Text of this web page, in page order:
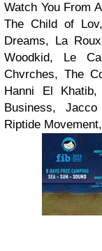
Watch You From
The Child of
Dreams, La
Woodkid, Le
Chvrches, The
Hanni El
Business,
Riptide